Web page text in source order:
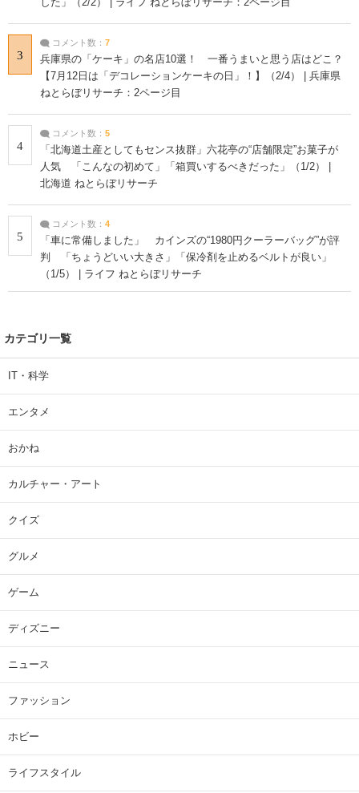
3
コメント数： 7
兵庫県の「ケーキ」の名店10選！ 一番うまいと思う店はどこ？
【7月12日は「デコレーションケーキの日」！】（2/4） | 兵庫県
ねとらぼリサーチ：2ページ目
4
コメント数： 5
「北海道土産としてもセンス抜群」六花亭の“店舗限定”お菓子が
人気 「こんなの初めて」「箱買いするべきだった」（1/2） |
北海道 ねとらぼリサーチ
5
コメント数： 4
「車に常備しました」 カインズの“1980円クーラーバッグ”が評
判 「ちょうどいい大きさ」「保冷剤を止めるベルトが良い」
（1/5） | ライフ ねとらぼリサーチ
カテゴリ一覧
IT・科学
エンタメ
おかね
カルチャー・アート
クイズ
グルメ
ゲーム
ディズニー
ニュース
ファッション
ホビー
ライフスタイル